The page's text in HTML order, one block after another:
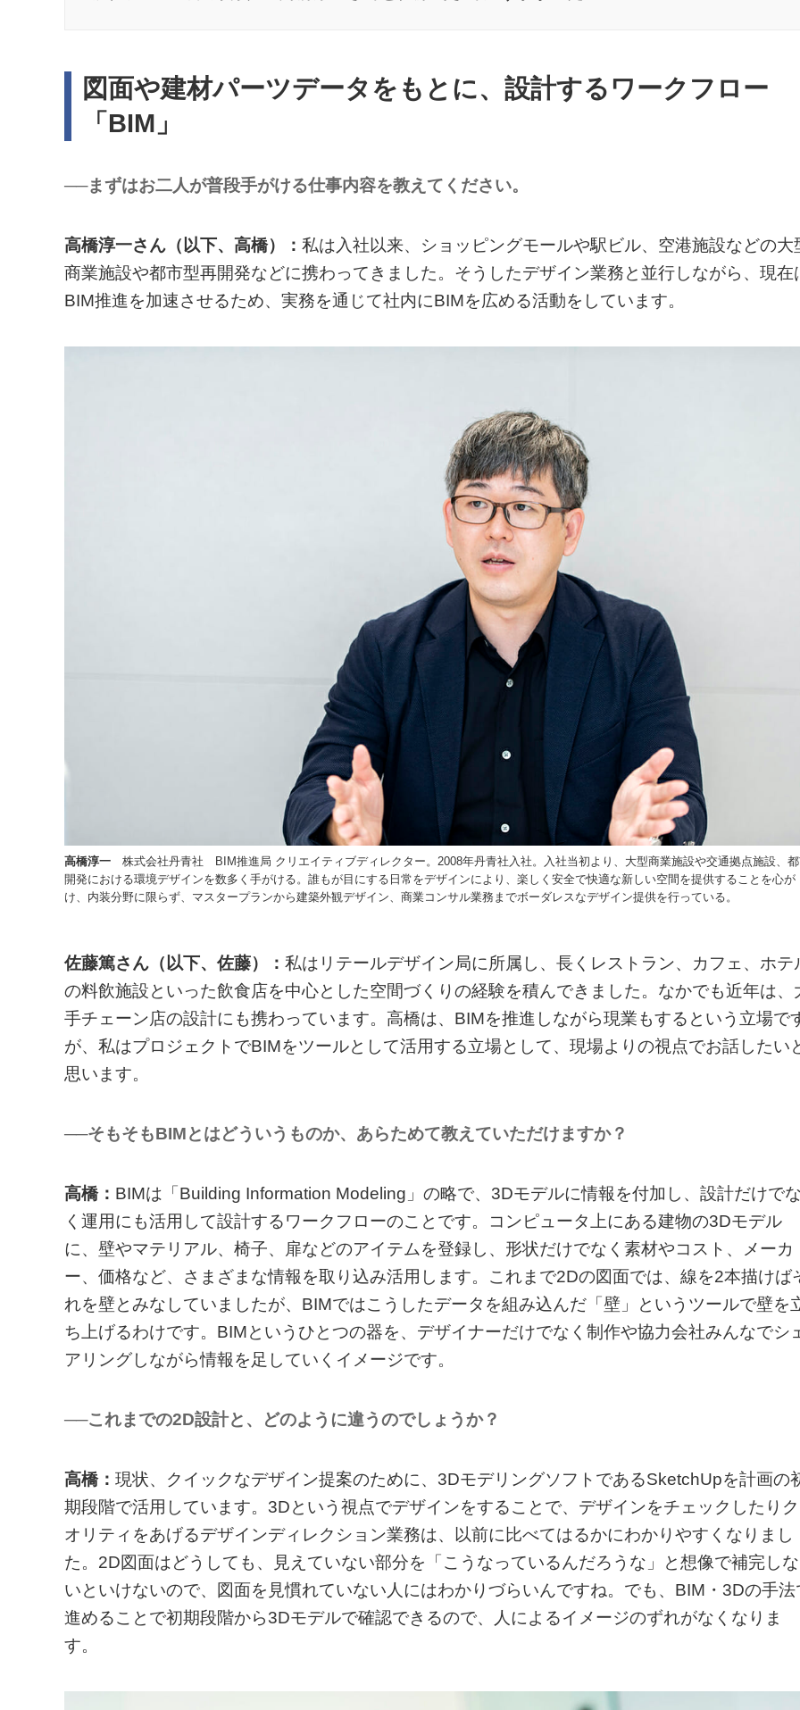
図面や建材パーツデータをもとに、設計するワークフロー
「BIM」
──まずはお二人が普段手がける仕事内容を教えてください。
高橋淳一さん（以下、高橋）： 私は入社以来、ショッピングモールや駅ビル、空港施設などの大
商業施設や都市型再開発などに携わってきました。そうしたデザイン業務と並行しながら、現在
BIM推進を加速させるため、実務を通じて社内にBIMを広める活動をしています。
高橋淳一 株式会社丹青社 BIM推進局 クリエイティブディレクター。2008年丹青社入社。入社当初より、大型商業施設や交通拠点施設、
開発における環境デザインを数多く手がける。誰もが目にする日常をデザインにより、楽しく安全で快適な新しい空間を提供することを心が
け、内装分野に限らず、マスタープランから建築外観デザイン、商業コンサル業務までボーダレスなデザイン提供を行っている。
佐藤篤さん（以下、佐藤）： 私はリテールデザイン局に所属し、長くレストラン、カフェ、ホテ
の料飲施設といった飲食店を中心とした空間づくりの経験を積んできました。なかでも近年は、
手チェーン店の設計にも携わっています。高橋は、BIMを推進しながら現業もするという立場で
が、私はプロジェクトでBIMをツールとして活用する立場として、現場よりの視点でお話したい
思います。
──そもそもBIMとはどういうものか、あらためて教えていただけますか？
高橋： BIMは「Building Information Modeling」の略で、3Dモデルに情報を付加し、設計だけで
く運用にも活用して設計するワークフローのことです。コンピュータ上にある建物の3Dモデル
に、壁やマテリアル、椅子、扉などのアイテムを登録し、形状だけでなく素材やコスト、メーカ
ー、価格など、さまざまな情報を取り込み活用します。これまで2Dの図面では、線を2本描けば
れを壁とみなしていましたが、BIMではこうしたデータを組み込んだ「壁」というツールで壁を
ち上げるわけです。BIMというひとつの器を、デザイナーだけでなく制作や協力会社みんなでシ
アリングしながら情報を足していくイメージです。
──これまでの2D設計と、どのように違うのでしょうか？
高橋： 現状、クイックなデザイン提案のために、3DモデリングソフトであるSketchUpを計画の
期段階で活用しています。3Dという視点でデザインをすることで、デザインをチェックしたりク
オリティをあげるデザインディレクション業務は、以前に比べてはるかにわかりやすくなりまし
た。2D図面はどうしても、見えていない部分を「こうなっているんだろうな」と想像で補完しな
いといけないので、図面を見慣れていない人にはわかりづらいんですね。でも、BIM・3Dの手法
進めることで初期段階から3Dモデルで確認できるので、人によるイメージのずれがなくなりま
す。